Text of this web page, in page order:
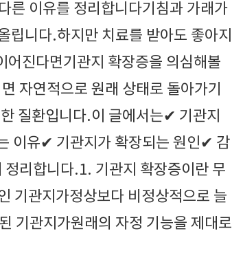
른 이유를 정리합니다기침과 가래가
립니다.하지만 치료를 받아도 좋아지
어진다면기관지 확장증을 의심해볼
자연적으로 원래 상태로 돌아가기
질환입니다.이 글에서는✔ 기관지
이유✔ 기관지가 확장되는 원인✔ 감
리합니다.1. 기관지 확장증이란 무
기관지가정상보다 비정상적으로 늘
기관지가원래의 자정 기능을 제대로